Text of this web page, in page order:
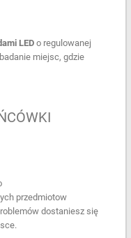
LEDo regulowanej
miejsc, gdzie
przedmiotow
dostaniesz się